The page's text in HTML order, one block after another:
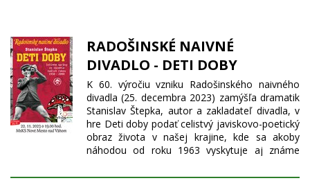
RADOŠINSKÉ NAIVNÉ
DIVADLO - DETI DOBY
K 60. výročiu vzniku Radošinského naivného
divadla (25. decembra 2023) zamýšľa dramatik
Stanislav Štepka, autor a zakladateľ divadla, v
hre Deti doby podať celistvý javiskovo-poetický
obraz života v našej krajine, kde sa akoby
náhodou od roku 1963 vyskytuje aj známe
javiskovo štylizované slovenské päťdesiatročné